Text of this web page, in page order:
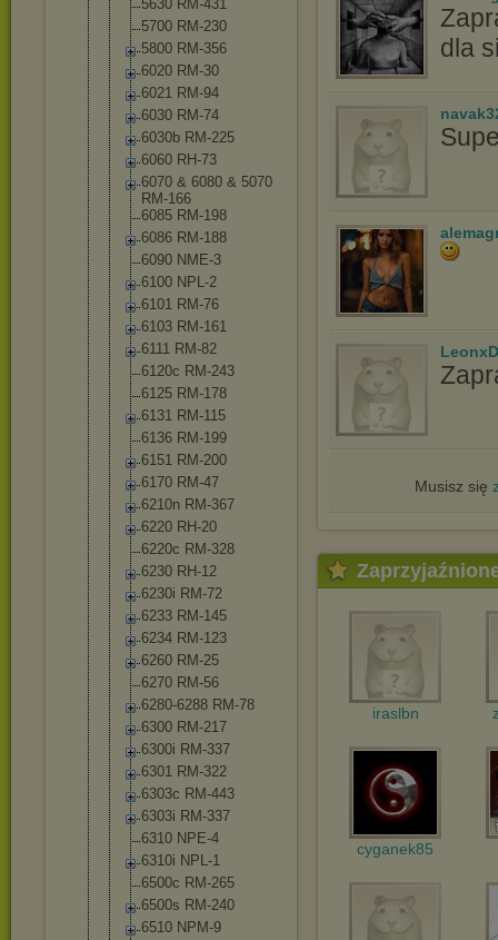
5630 RM-431
5700 RM-230
5800 RM-356
6020 RM-30
6021 RM-94
6030 RM-74
6030b RM-225
6060 RH-73
6070 & 6080 & 5070
RM-166
6085 RM-198
6086 RM-188
6090 NME-3
6100 NPL-2
6101 RM-76
6103 RM-161
6111 RM-82
6120c RM-243
6125 RM-178
6131 RM-115
6136 RM-199
6151 RM-200
6170 RM-47
6210n RM-367
6220 RH-20
6220c RM-328
6230 RH-12
6230i RM-72
6233 RM-145
6234 RM-123
6260 RM-25
6270 RM-56
6280-6288 RM-78
6300 RM-217
6300i RM-337
6301 RM-322
6303c RM-443
6303i RM-337
6310 NPE-4
6310i NPL-1
6500c RM-265
6500s RM-240
6510 NPM-9
dla
Musisz się
iraslbn
cyganek85